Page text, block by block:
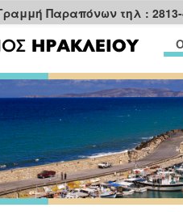
Παραπόνων τηλ : 2813-